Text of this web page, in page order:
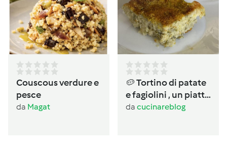
Couscous verdure e
pesce
da Magat
🥔 Tortino di patate
e fagiolini , un piatto
completo salvacena
da cucinareblog